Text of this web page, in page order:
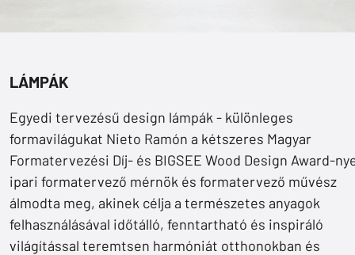
LÁMPÁK
Egyedi tervezésű design lámpák - különleges
formavilágukat Nieto Ramón a kétszeres Magyar
Formatervezési Díj- és BIGSEE Wood Design Award-
ipari formatervező mérnök és formatervező művész
álmodta meg, akinek célja a természetes anyagok
felhasználásával időtálló, fenntartható és inspiráló
világítással teremtsen harmóniát otthonokban és